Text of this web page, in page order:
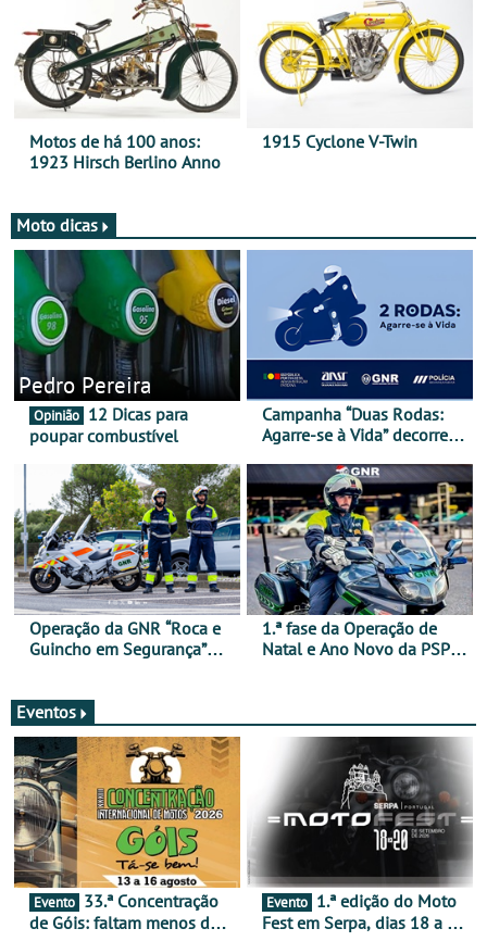
Motos de há 100 anos:
1923 Hirsch Berlino Anno
1915 Cyclone V-Twin
Moto dicas
Pedro Pereira
Opinião
poupar combustível
Campanha “Duas Rodas:
Agarre-se à Vida” decorre
Operação da GNR “Roca e
Guincho em Segurança”
1.ª fase da Operação de
Natal e Ano Novo da PSP e
Eventos
Evento
de Góis: faltam menos de
Evento
Fest em Serpa, dias 18 a 20